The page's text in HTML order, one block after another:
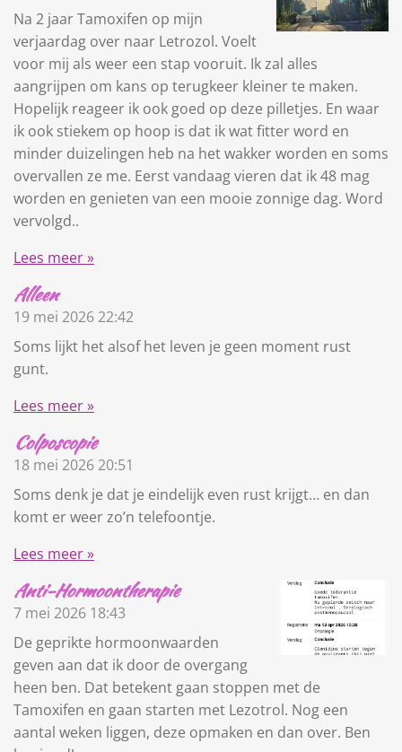
Na 2 jaar Tamoxifen op mijn
verjaardag over naar Letrozol. Voelt
voor mij als weer een stap vooruit. Ik zal alles
aangrijpen om kans op terugkeer kleiner te maken.
Hopelijk reageer ik ook goed op deze pilletjes. En waar
ik ook stiekem op hoop is dat ik wat fitter word en
minder duizelingen heb na het wakker worden en soms
overvallen ze me. Eerst vandaag vieren dat ik 48 mag
worden en genieten van een mooie zonnige dag. Word
vervolgd..
Lees meer »
Alleen
19 mei 2026 22:42
Soms lijkt het alsof het leven je geen moment rust
gunt.
Lees meer »
Colposcopie
18 mei 2026 20:51
Soms denk je dat je eindelijk even rust krijgt… en dan
komt er weer zo’n telefoontje.
Lees meer »
Anti-Hormoontherapie
7 mei 2026 18:43
De geprikte hormoonwaarden
geven aan dat ik door de overgang
heen ben. Dat betekent gaan stoppen met de
Tamoxifen en gaan starten met Lezotrol. Nog een
aantal weken liggen, deze opmaken en dan over. Ben